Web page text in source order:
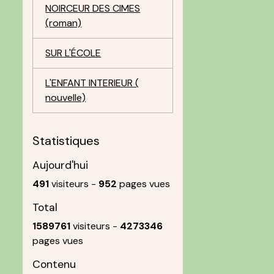
NOIRCEUR DES CIMES
(roman)
SUR L'ÉCOLE
L'ENFANT INTERIEUR (
nouvelle)
Statistiques
Aujourd'hui
491visiteurs - 952 pages vues
Total
1589761visiteurs - 4273346
pages vues
Contenu